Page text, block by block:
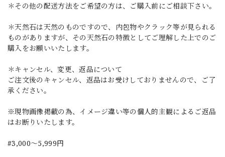
＊その他の配送方法をご希望の方は、ご購入前にご相談下さい。
＊天然石は天然のものですので、内包物やクラック等が見られる
ものがありますが、その天然石の特徴としてご理解した上でのご
購入をお願いいたします。
＊キャンセル、変更、返品について
ご注文後のキャンセル、返品はお受けしておりませんので、ご了
承ください。
※現物画像掲載の為、イメージ違い等の個人的主観によるご返品
はお断りいたします。
#3,000～5,999円